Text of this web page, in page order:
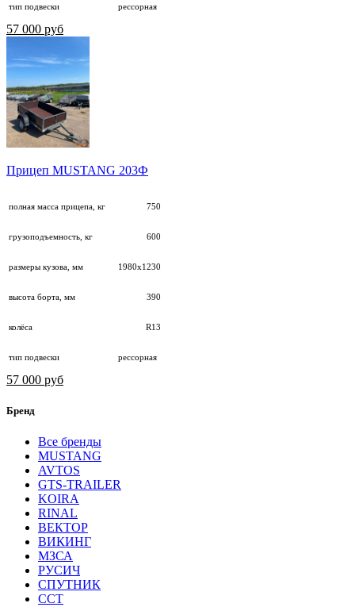
тип подвески рессорная
57 000 руб
Прицеп MUSTANG 203Ф
полная масса прицепа, кг 750
грузоподъемность, кг 600
размеры кузова, мм 1980х1230
высота борта, мм 390
колёса R13
тип подвески рессорная
57 000 руб
Бренд
Все бренды
MUSTANG
AVTOS
GTS-TRAILER
KOIRA
RINAL
ВЕКТОР
ВИКИНГ
МЗСА
РУСИЧ
СПУТНИК
ССТ